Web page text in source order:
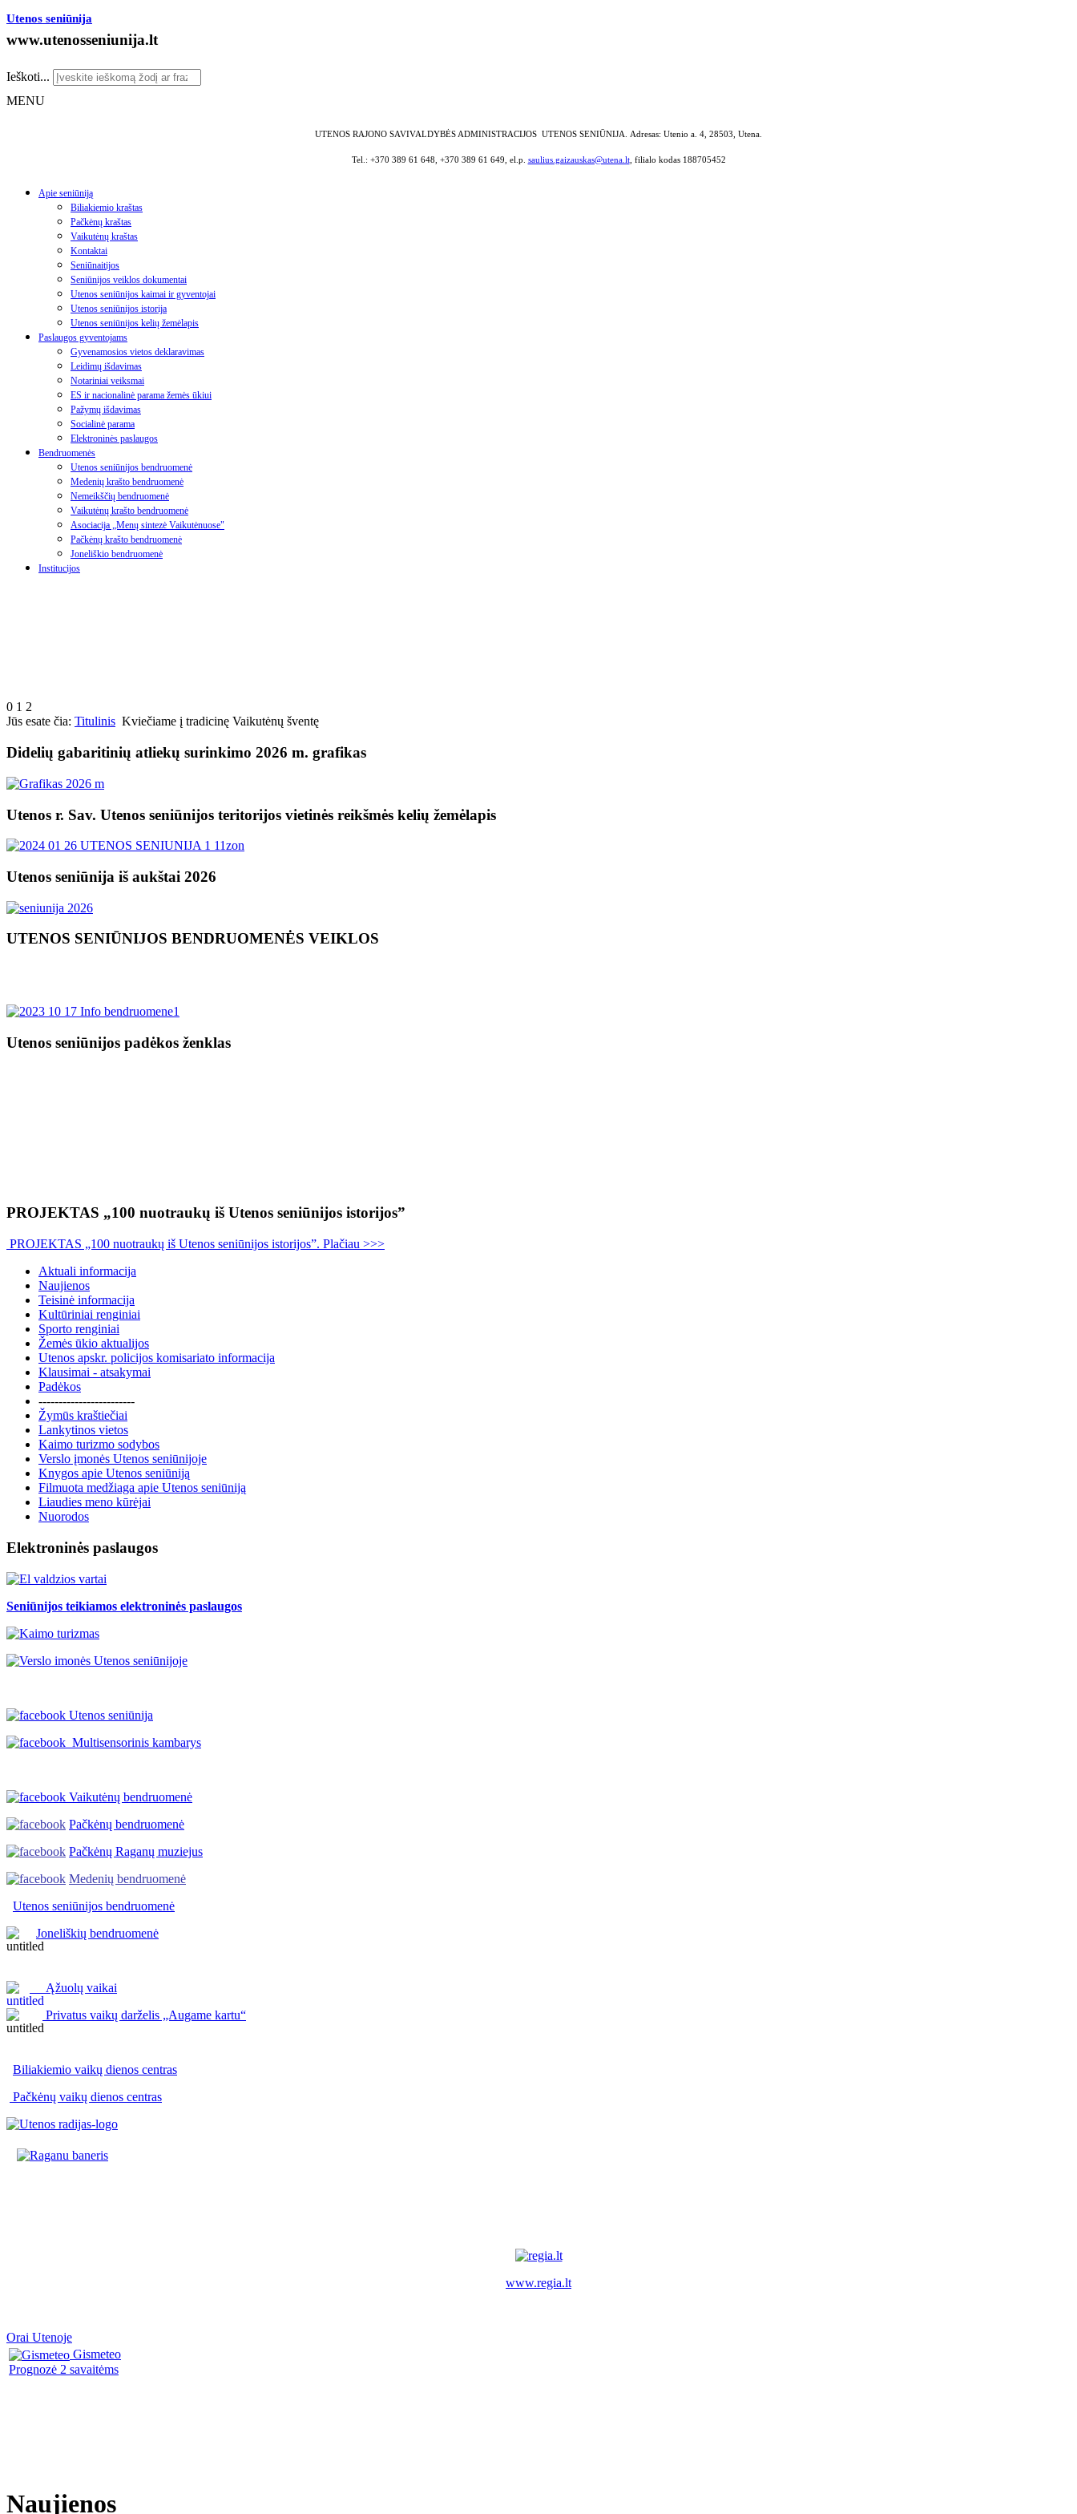
Utenos seniūnija
www.utenosseniunija.lt
Ieškoti...
MENU
UTENOS RAJONO SAVIVALDYBĖS ADMINISTRACIJOS UTENOS SENIŪNIJA. Adresas: Utenio a. 4, 28503, Utena.
Tel.: +370 389 61 648, +370 389 61 649, el.p. saulius.gaizauskas@utena.lt, filialo kodas 188705452
Apie seniūniją
Biliakiemio kraštas
Pačkėnų kraštas
Vaikutėnų kraštas
Kontaktai
Seniūnaitijos
Seniūnijos veiklos dokumentai
Utenos seniūnijos kaimai ir gyventojai
Utenos seniūnijos istorija
Utenos seniūnijos kelių žemėlapis
Paslaugos gyventojams
Gyvenamosios vietos deklaravimas
Leidimų išdavimas
Notariniai veiksmai
ES ir nacionalinė parama žemės ūkiui
Pažymų išdavimas
Socialinė parama
Elektroninės paslaugos
Bendruomenės
Utenos seniūnijos bendruomenė
Medenių krašto bendruomenė
Nemeikščių bendruomenė
Vaikutėnų krašto bendruomenė
Asociacija „Menų sintezė Vaikutėnuose"
Pačkėnų krašto bendruomenė
Joneliškio bendruomenė
Institucijos
0 1 2
Jūs esate čia: Titulinis Kviečiame į tradicinę Vaikutėnų šventę
Didelių gabaritinių atliekų surinkimo 2026 m. grafikas
Utenos r. Sav. Utenos seniūnijos teritorijos vietinės reikšmės kelių žemėlapis
Utenos seniūnija iš aukštai 2026
UTENOS SENIŪNIJOS BENDRUOMENĖS VEIKLOS
Utenos seniūnijos padėkos ženklas
PROJEKTAS „100 nuotraukų iš Utenos seniūnijos istorijos”
PROJEKTAS „100 nuotraukų iš Utenos seniūnijos istorijos”. Plačiau >>>
Aktuali informacija
Naujienos
Teisinė informacija
Kultūriniai renginiai
Sporto renginiai
Žemės ūkio aktualijos
Utenos apskr. policijos komisariato informacija
Klausimai - atsakymai
Padėkos
------------------------
Žymūs kraštiečiai
Lankytinos vietos
Kaimo turizmo sodybos
Verslo įmonės Utenos seniūnijoje
Knygos apie Utenos seniūniją
Filmuota medžiaga apie Utenos seniūniją
Liaudies meno kūrėjai
Nuorodos
Elektroninės paslaugos
Seniūnijos teikiamos elektroninės paslaugos
Utenos seniūnija
Multisensorinis kambarys
Vaikutėnų bendruomenė
Pačkėnų bendruomenė
Pačkėnų Raganų muziejus
Medenių bendruomenė
Utenos seniūnijos bendruomenė
Joneliškių bendruomenė
Ąžuolų vaikai
Privatus vaikų darželis „Augame kartu“
Biliakiemio vaikų dienos centras
Pačkėnų vaikų dienos centras
www.regia.lt
Orai Utenoje
Gismeteo
Prognozė 2 savaitėms
Naujienos